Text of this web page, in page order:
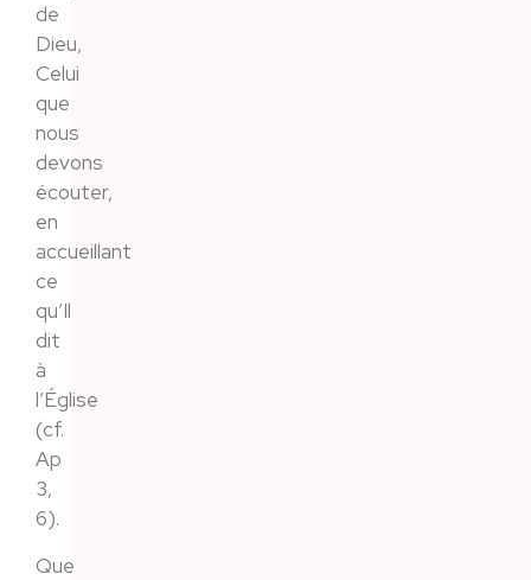
de
Dieu,
Celui
que
nous
devons
écouter,
en
accueillant
ce
qu’Il
dit
à
l’Église
(cf.
Ap
3,
6).
Que